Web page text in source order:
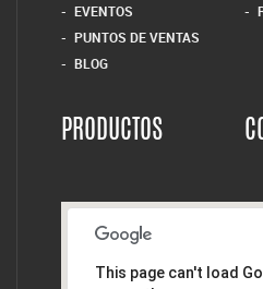
EVENTOS
PUNTOS DE VENTAS
BLOG
PRODUCTOS
This page can't load